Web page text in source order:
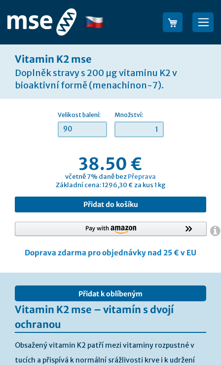
na
obsah
Jazyk
Vitamin K2 mse
Doplněk stravy s 200 µg vitaminu K2 v
bioaktivní formě (menachinon-7).
Velikost balení:
90
Množství:
38.50 €
včetně 7% daně bezPřeprava
Základní cena: 1296,30 € za kus 1 kg
Přidat do košíku
Přidat k oblíbeným
Doprava zdarma pro objednávky nad 25 € v EU
galerie
obrázky
Vitamin K2 mse – vitamín s dvojí
ochranou
Obsažený vitamin K2 patří mezi vitaminy rozpustné v
tucích a přispívá k normální srážlivosti krve i k udržení